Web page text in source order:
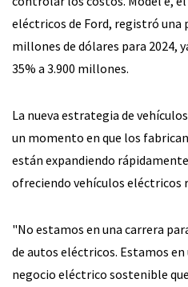
eléctricos de Ford, registró una
millones de dólares para 2024,
35% a 3.900 millones.
La nueva estrategia de
un momento en que los
están expandiendo
ofreciendo vehículos eléctricos
"No estamos en una carrera
de autos eléctricos. Estamos
negocio eléctrico sostenible